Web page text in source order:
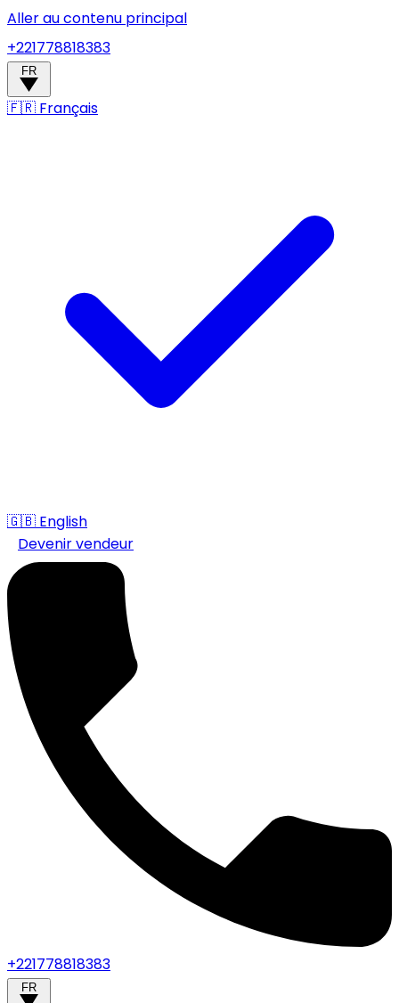
Aller au contenu principal
+221778818383
FR
🇫🇷 Français
🇬🇧 English
Devenir vendeur
+221778818383
FR